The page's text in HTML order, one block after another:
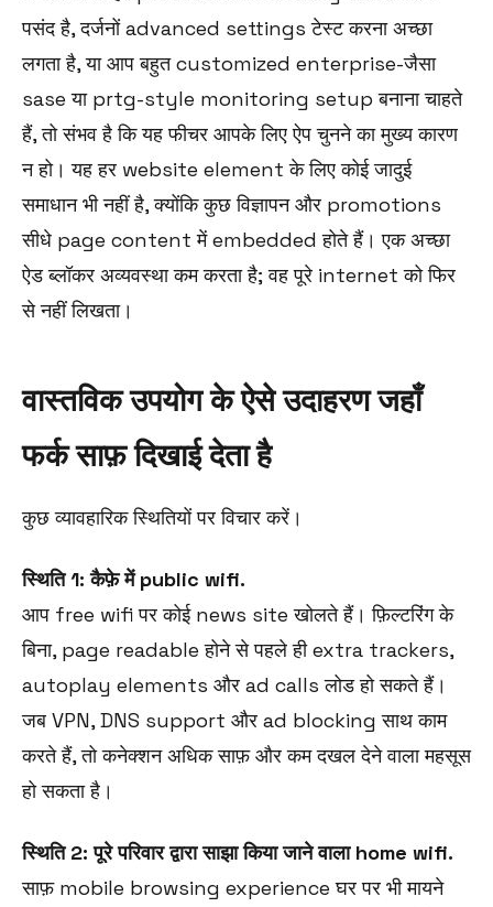
पसंद है, दर्जनों advanced settings टेस्ट करना अच्छा
लगता है, या आप बहुत customized enterprise-जैसा
sase या prtg-style monitoring setup बनाना चाहते
हैं, तो संभव है कि यह फीचर आपके लिए ऐप चुनने का मुख्य कारण
न हो। यह हर website element के लिए कोई जादुई
समाधान भी नहीं है, क्योंकि कुछ विज्ञापन और promotions
सीधे page content में embedded होते हैं। एक अच्छा
ऐड ब्लॉकर अव्यवस्था कम करता है; वह पूरे internet को फिर
से नहीं लिखता।
वास्तविक उपयोग के ऐसे उदाहरण जहाँ
फर्क साफ़ दिखाई देता है
कुछ व्यावहारिक स्थितियों पर विचार करें।
स्थिति 1: कैफ़े में public wifi.
आप free wifi पर कोई news site खोलते हैं। फ़िल्टरिंग के
बिना, page readable होने से पहले ही extra trackers,
autoplay elements और ad calls लोड हो सकते हैं।
जब VPN, DNS support और ad blocking साथ काम
करते हैं, तो कनेक्शन अधिक साफ़ और कम दखल देने वाला महसूस
हो सकता है।
स्थिति 2: पूरे परिवार द्वारा साझा किया जाने वाला home wifi.
साफ़ mobile browsing experience घर पर भी मायने